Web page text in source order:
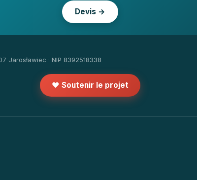
Devis →
Jarosławiec · NIP 8392518338
❤️ Soutenir le projet